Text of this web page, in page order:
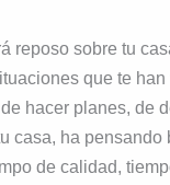
reposo sobre tu
que te
hacer planes, de
casa, ha
de calidad,